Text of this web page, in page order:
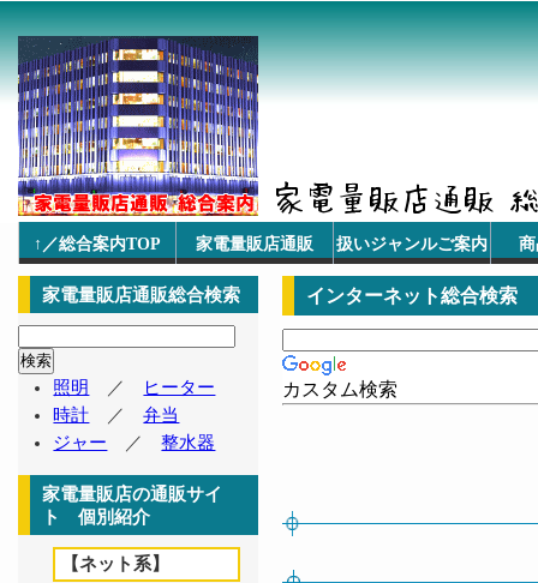
↑／総合案内TOP 家電量販店通販 扱いジャンルご案内
インターネット総合検索
カスタム検索
家電量販店通販総合検索
照明 ／
ヒーター
時計 ／弁当
ジャー ／整水器
家電量販店の通販サイ
ト 個別紹介
【ネット系】